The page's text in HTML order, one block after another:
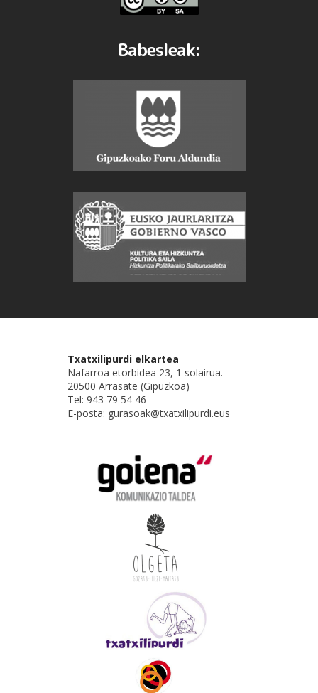
Babesleak:
Txatxilipurdi elkartea
Nafarroa etorbidea 23, 1 solairua.
20500 Arrasate (Gipuzkoa)
Tel: 943 79 54 46
E-posta: gurasoak@txatxilipurdi.eus